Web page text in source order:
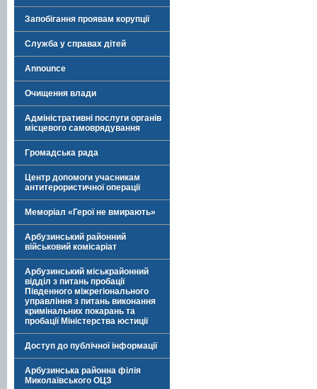
Запобігання проявам корупції
Служба у справах дітей
Announce
Очищення влади
Адміністративні послуги органів
місцевого самоврядування
Громадська рада
Центр допомоги учасникам
антитерористичної операції
Меморіал «Герої не вмирають»
Арбузинський районний
військовий комісаріат
Арбузинський міськрайонний
відділ з питань пробації
Південного міжрегіонального
управління з питань виконання
кримінальних покарань та
пробації Міністерства юстиції
Доступ до публічної інформації
Арбузинська районна філія
Миколаївського ОЦЗ